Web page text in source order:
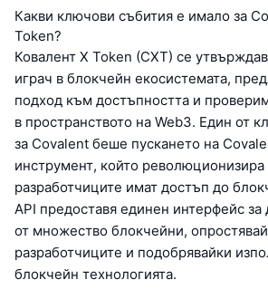
Какви ключови събития е имало за
Token?
Ковалент X Token (CXT) се
играч в блокчейн екосистемата,
подход към достъпността и
в пространството на Web3. Един от
за Covalent беше пускането на
инструмент, който
разработчиците имат достъп до
API предоставя единен интерфейс
от множество блокчейни,
разработчиците и подобрявайки
блокчейн технологията.